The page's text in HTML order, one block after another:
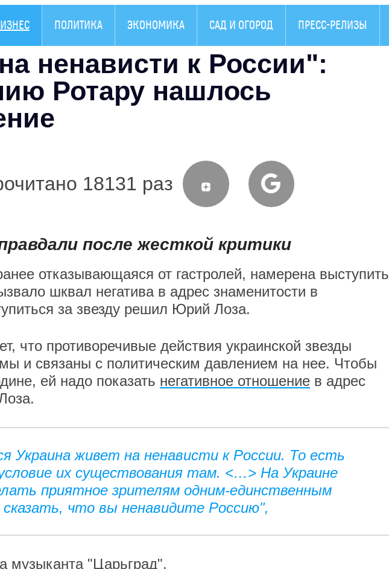
ПОЛИТИКА ЭКОНОМИКА САД И ОГОРОД ПРЕСС-РЕЛИЗЫ
ненависти к России":
Ротару нашлось
18131 раз
после жесткой критики
отказывающаяся от гастролей, намерена выступить
шквал негатива в адрес знаменитости в
за звезду решил Юрий Лоза.
что противоречивые действия украинской звезды
и связаны с политическим давлением на нее. Чтобы
ей надо показать негативное отношение в адрес
Украина живет на ненависти к России. То есть
их существования там. <…> На Украине
приятное зрителям одним-единственным
сказать, что вы ненавидите Россию",
музыканта "Царьград".